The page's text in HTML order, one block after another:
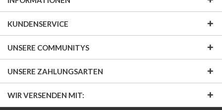
KUNDENSERVICE
UNSERE COMMUNITYS
UNSERE ZAHLUNGSARTEN
WIR VERSENDEN MIT: